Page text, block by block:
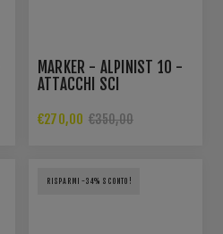
MARKER - ALPINIST 10 -
ATTACCHI SCI
€270,00 €350,00
RISPARMI -34% SCONTO!